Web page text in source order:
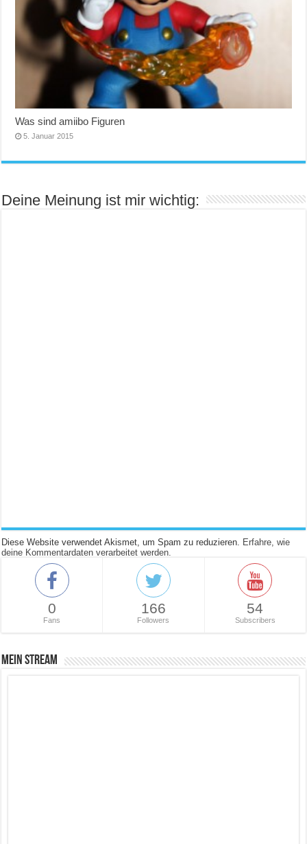
Was sind amiibo Figuren
5. Januar 2015
Deine Meinung ist mir wichtig:
Diese Website verwendet Akismet, um Spam zu reduzieren.
Erfahre, wie
deine Kommentardaten verarbeitet werden.
0
Fans
166
Followers
54
Subscribers
Mein Stream